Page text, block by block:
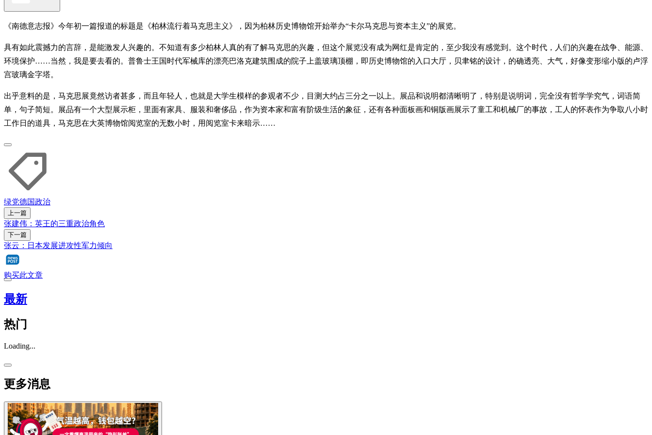
《南德意志报》今年初一篇报道的标题是《柏林流行着马克思主义》，因为柏林历史博物馆开始举办“卡尔马克思与资本主义”的展览。
具有如此震撼力的言辞，是能激发人兴趣的。不知道有多少柏林人真的有了解马克思的兴趣，但这个展览没有成为网红是肯定的，至少我没有感觉到。这个时代，人们的兴趣在战争、能源、
环境保护……当然，我是要去看的。普鲁士王国时代军械库的漂亮巴洛克建筑围成的院子上盖玻璃顶棚，即历史博物馆的入口大厅，贝聿铭的设计，的确透亮、大气，好像变形缩小版的卢浮
宫玻璃金字塔。
出乎意料的是，马克思展竟然访者甚多，而且年轻人，也就是大学生模样的参观者不少，目测大约占三分之一以上。展品和说明都清晰明了，特别是说明词，完全没有哲学学究气，词语简
单，句子简短。展品有一个大型展示柜，里面有家具、服装和奢侈品，作为资本家和富有阶级生活的象征，还有各种面板画和铜版画展示了童工和机械厂的事故，工人的怀表作为争取八小时
工作日的道具，马克思在大英博物馆阅览室的无数小时，用阅览室卡来暗示……
绿党德国政治
上一篇
张建伟：英王的三重政治角色
下一篇
张云：日本发展进攻性军力倾向
购买此文章
最新
热门
Loading...
更多消息